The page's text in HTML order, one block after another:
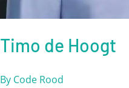
Timo de Hoogt
By Code Rood